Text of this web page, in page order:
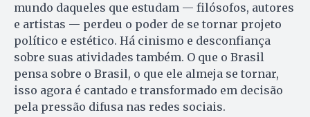
mundo daqueles que estudam — filósofos, autores
e artistas — perdeu o poder de se tornar projeto
político e estético. Há cinismo e desconfiança
sobre suas atividades também. O que o Brasil
pensa sobre o Brasil, o que ele almeja se tornar,
isso agora é cantado e transformado em decisão
pela pressão difusa nas redes sociais.